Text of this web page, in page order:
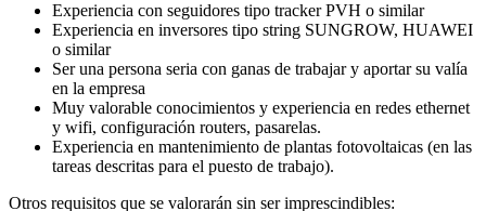
Experiencia con seguidores tipo tracker PVH o similar
Experiencia en inversores tipo string SUNGROW, HUAWEI
o similar
Ser una persona seria con ganas de trabajar y aportar su valía
en la empresa
Muy valorable conocimientos y experiencia en redes ethernet
y wifi, configuración routers, pasarelas.
Experiencia en mantenimiento de plantas fotovoltaicas (en las
tareas descritas para el puesto de trabajo).
Otros requisitos que se valorarán sin ser imprescindibles: